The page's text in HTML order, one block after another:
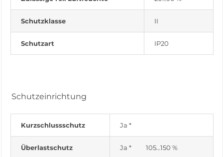
Schutzklasse II
Schutzart IP20
Schutzeinrichtung
Kurzschlussschutz Ja *
Überlastschutz Ja * 105…150 %